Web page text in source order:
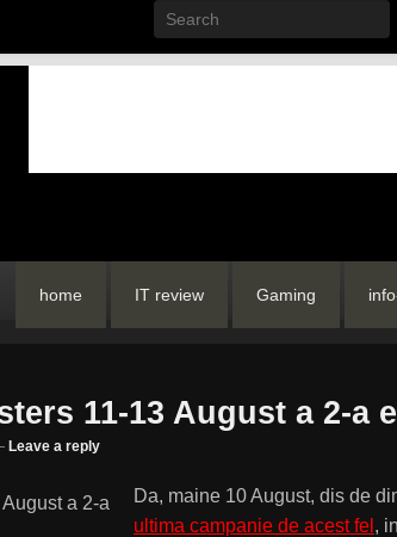
Search
home IT review Gaming
11-13 August a 2-a
Leave a reply
Da, maine 10 August, dis de
ultima campanie de acest fel ,